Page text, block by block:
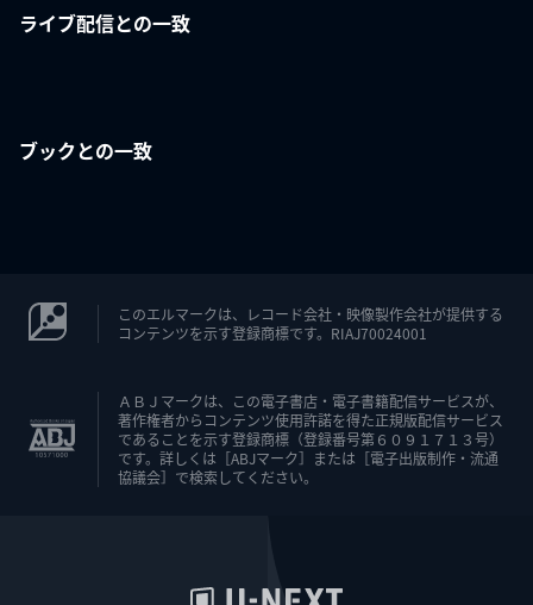
ライブ配信との一致
ブックとの一致
このエルマークは、レコード会社・映像製作会社が提供する
コンテンツを示す登録商標です。RIAJ70024001
ＡＢＪマークは、この電子書店・電子書籍配信サービスが、
著作権者からコンテンツ使用許諾を得た正規版配信サービス
であることを示す登録商標（登録番号第６０９１７１３号）
です。詳しくは［ABJマーク］または［電子出版制作・流通
協議会］で検索してください。